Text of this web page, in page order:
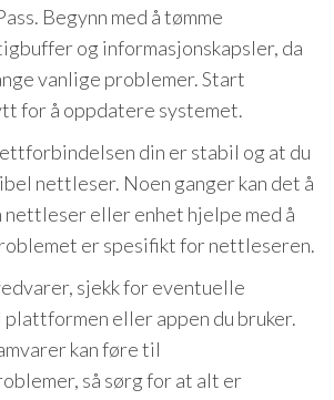
Begynn med å tømme
og informasjonskapsler, da
vanlige problemer. Start
for å oppdatere systemet.
din er stabil og at du
nettleser. Noen ganger kan det å
eller enhet hjelpe med å
er spesifikt for nettleseren.
sjekk for eventuelle
eller appen du bruker.
kan føre til
så sørg for at alt er